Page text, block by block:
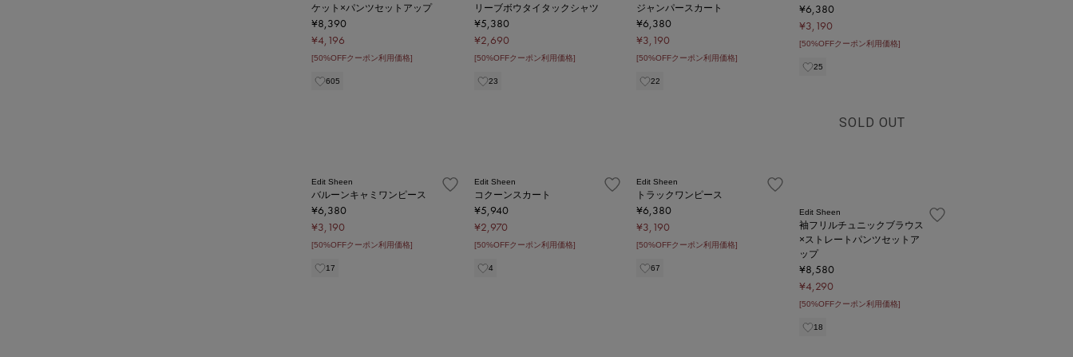
ケット×パンツセットアップ
¥8,390
¥4,196
[50%OFFクーポン利用価格]
605
リーブボウタイタックシャツ
¥5,380
¥2,690
[50%OFFクーポン利用価格]
23
ジャンパースカート
¥6,380
¥3,190
[50%OFFクーポン利用価格]
22
¥6,380
¥3,190
[50%OFFクーポン利用価格]
25
Edit Sheen
バルーンキャミワンピース
¥6,380
¥3,190
[50%OFFクーポン利用価格]
17
Edit Sheen
コクーンスカート
¥5,940
¥2,970
[50%OFFクーポン利用価格]
4
Edit Sheen
トラックワンピース
¥6,380
¥3,190
[50%OFFクーポン利用価格]
67
SOLD OUT
Edit Sheen
袖フリルチュニックブラウス
×ストレートパンツセットア
ップ
¥8,580
¥4,290
[50%OFFクーポン利用価格]
18